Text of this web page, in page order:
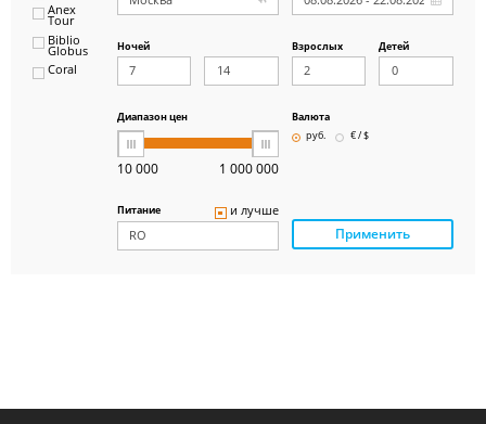
Anex
Tour
Biblio
Globus
Coral
Ночей Взрослых Детей
Диапазон цен
10 000 1 000 000
Валюта
руб.
€ / $
Питание и лучше
Применить